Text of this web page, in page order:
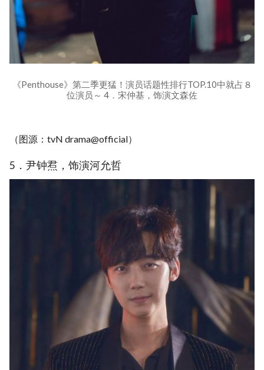
《Penthouse》第二季更猛！演员话题性排行TOP.10中就占８
位演员～ 4．宋仲基，饰演文森佐
（图源：tvN drama@official）
5．尹钟焄，饰演河允哲